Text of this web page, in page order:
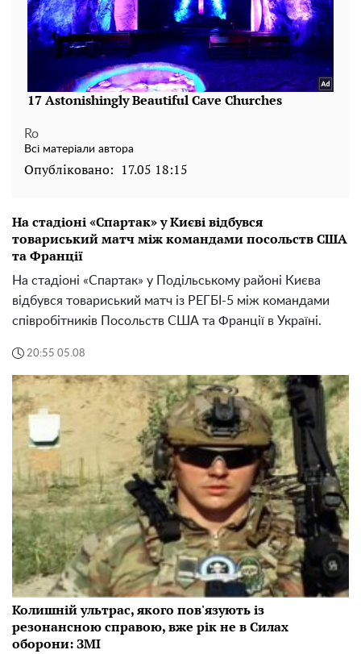
Ro
Всі матеріали автора
Опубліковано: 17.05 18:15
На стадіоні «Спартак» у Києві відбувся
товариський матч між командами посольств США
та Франції
На стадіоні «Спартак» у Подільському районі Києва
відбувся товариський матч із РЕГБІ-5 між командами
співробітників Посольств США та Франції в Україні.
20:55 05.08
Колишній ультрас, якого пов'язують із
резонансною справою, вже рік не в Силах
оборони: ЗМІ